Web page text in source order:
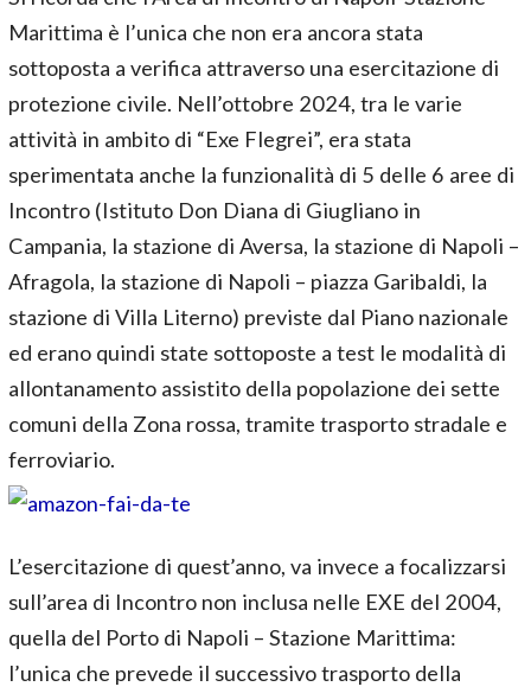
Marittima è l’unica che non era ancora stata
sottoposta a verifica attraverso una esercitazione di
protezione civile. Nell’ottobre 2024, tra le varie
attività in ambito di “Exe Flegrei”, era stata
sperimentata anche la funzionalità di 5 delle 6 aree di
Incontro (Istituto Don Diana di Giugliano in
Campania, la stazione di Aversa, la stazione di Napoli –
Afragola, la stazione di Napoli – piazza Garibaldi, la
stazione di Villa Literno) previste dal Piano nazionale
ed erano quindi state sottoposte a test le modalità di
allontanamento assistito della popolazione dei sette
comuni della Zona rossa, tramite trasporto stradale e
ferroviario.
L’esercitazione di quest’anno, va invece a focalizzarsi
sull’area di Incontro non inclusa nelle EXE del 2004,
quella del Porto di Napoli – Stazione Marittima:
l’unica che prevede il successivo trasporto della